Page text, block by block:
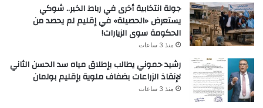
جولة انتخابية أخرى في رباط الخير.. شوكي
يستعرض «الحصيلة» في إقليم لم يحصد من
الحكومة سوى الزيارات!
منذ 3 ساعات
رشيد حموني يطالب بإطلاق مياه سد الحسن الثاني
لإنقاذ الزراعات بضفاف ملوية بإقليم بولمان
منذ 3 ساعات